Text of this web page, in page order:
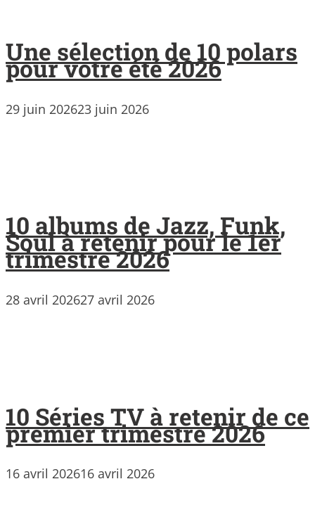
Une sélection de 10 polars
pour votre été 2026
29 juin 202623 juin 2026
10 albums de Jazz, Funk,
Soul à retenir pour le 1er
trimestre 2026
28 avril 202627 avril 2026
10 Séries TV à retenir de ce
premier trimestre 2026
16 avril 202616 avril 2026